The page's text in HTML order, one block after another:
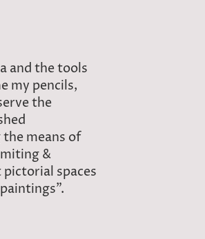
and the tools
my pencils,
the
means of
&
spaces